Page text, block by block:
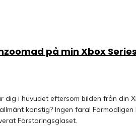
på min Xbox
dig i huvudet eftersom bilden från din
konstig? Ingen fara! Förmodligen
Förstoringsglaset.